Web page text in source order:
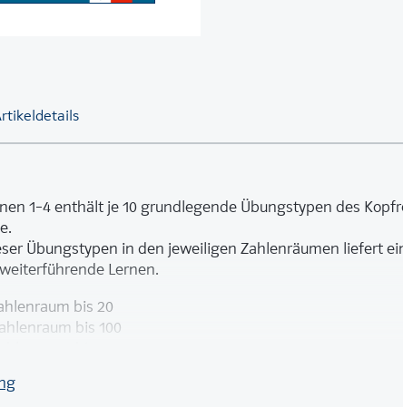
1–4 enthält je 10 grundlegende Übungstypen des
Übungstypen in den jeweiligen Zahlenräumen liefert
Lernen.
bis 20
bis 100